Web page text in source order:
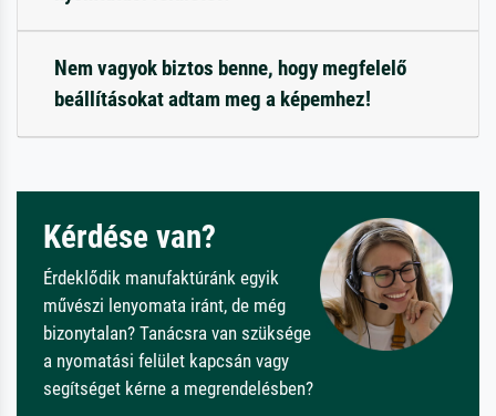
Nem vagyok biztos benne, hogy megfelelő
beállításokat adtam meg a képemhez!
Kérdése van?
Érdeklődik manufaktúránk egyik
művészi lenyomata iránt, de még
bizonytalan? Tanácsra van szüksége
a nyomatási felület kapcsán vagy
segítséget kérne a megrendelésben?